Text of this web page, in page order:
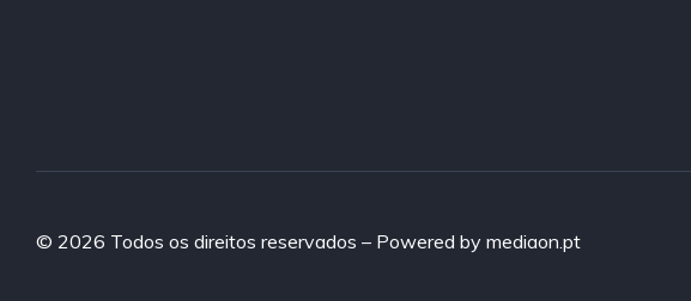
© 2026 Todos os direitos reservados – Powered by mediaon.pt